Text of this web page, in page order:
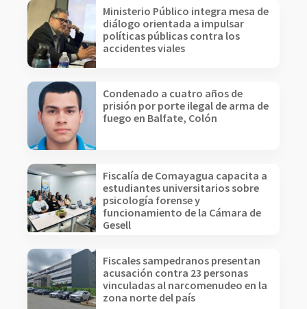
Ministerio Público integra mesa de
diálogo orientada a impulsar
políticas públicas contra los
accidentes viales
Condenado a cuatro años de
prisión por porte ilegal de arma de
fuego en Balfate, Colón
Fiscalía de Comayagua capacita a
estudiantes universitarios sobre
psicología forense y
funcionamiento de la Cámara de
Gesell
Fiscales sampedranos presentan
acusación contra 23 personas
vinculadas al narcomenudeo en la
zona norte del país